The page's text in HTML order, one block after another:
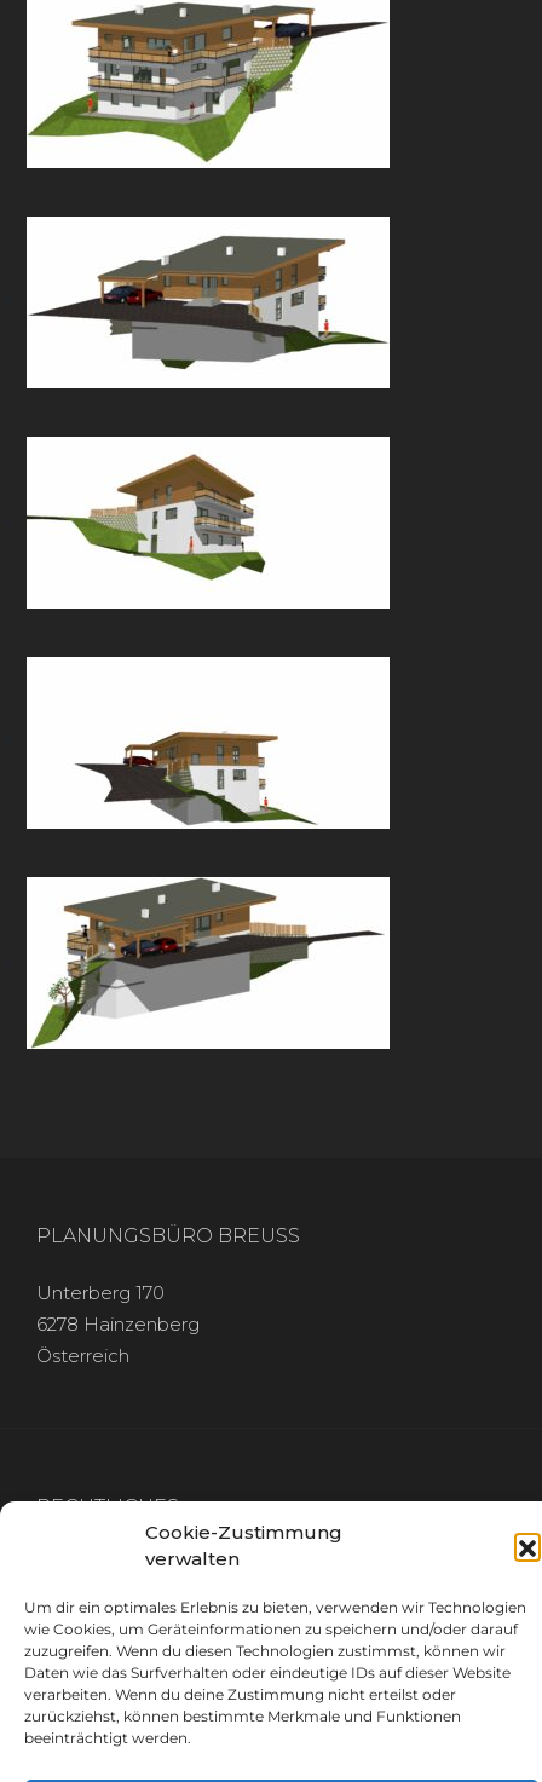
Cookie-Zustimmung
verwalten
Um dir ein optimales Erlebnis zu bieten, verwenden wir Technologien
wie Cookies, um Geräteinformationen zu speichern und/oder darauf
zuzugreifen. Wenn du diesen Technologien zustimmst, können wir
Daten wie das Surfverhalten oder eindeutige IDs auf dieser Website
verarbeiten. Wenn du deine Zustimmung nicht erteilst oder
zurückziehst, können bestimmte Merkmale und Funktionen
beeinträchtigt werden.
PLANUNGSBÜRO BREUSS
Unterberg 170
6278 Hainzenberg
Österreich
RECHTLICHES
IMPRESSUM
DATENSCHUTZ
GET IN TOUCH